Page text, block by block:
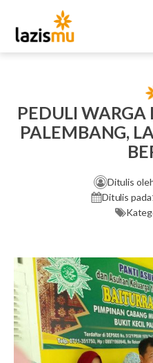
PEDULI
PALEMBANG,
Ditulis
Ditulis pada